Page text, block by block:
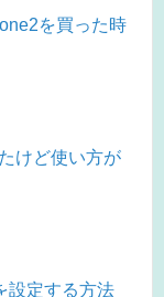
を買った時
けど使い方が
設定する方法